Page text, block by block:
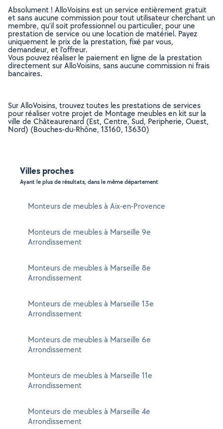
Absolument ! AlloVoisins est un service entièrement gratuit
et sans aucune commission pour tout utilisateur cherchant un
membre, qu’il soit professionnel ou particulier, pour une
prestation de service ou une location de matériel. Payez
uniquement le prix de la prestation, fixé par vous,
demandeur, et l’offreur.
Vous pouvez réaliser le paiement en ligne de la prestation
directement sur AlloVoisins, sans aucune commission ni frais
bancaires.
Sur AlloVoisins, trouvez toutes les prestations de services
pour réaliser votre projet de Montage meubles en kit sur la
ville de Châteaurenard (Est, Centre, Sud, Peripherie, Ouest,
Nord) (Bouches-du-Rhône, 13160, 13630)
Villes proches
Ayant le plus de résultats, dans le même département
Monteurs de meubles à Aix-en-Provence
Monteurs de meubles à Marseille 9e
Arrondissement
Monteurs de meubles à Marseille 8e
Arrondissement
Monteurs de meubles à Marseille 13e
Arrondissement
Monteurs de meubles à Marseille 6e
Arrondissement
Monteurs de meubles à Marseille 11e
Arrondissement
Monteurs de meubles à Marseille 4e
Arrondissement